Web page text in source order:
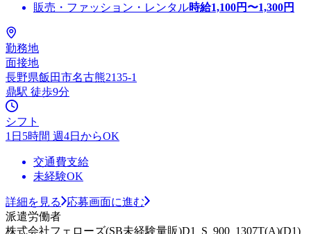
販売・ファッション・レンタル時給1,100円〜1,300円
勤務地
面接地
長野県飯田市名古熊2135-1
鼎駅 徒歩9分
シフト
1日5時間 週4日からOK
交通費支給
未経験OK
詳細を見る
応募画面に進む
派遣労働者
株式会社フェローズ(SB未経験量販)D1_S_900_1307T(A)(D1)